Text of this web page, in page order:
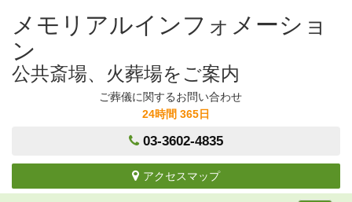
メモリアルインフォメーショ
ン
公共斎場、火葬場をご案内
ご葬儀に関するお問い合わせ
24時間 365日
03-3602-4835
アクセスマップ